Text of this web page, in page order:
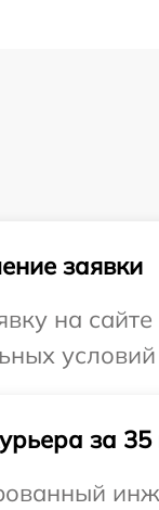
заявки
на
за 35